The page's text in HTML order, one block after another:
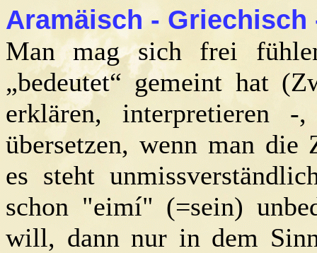
Aramäisch - Griechisch
Man mag sich frei
„bedeutet“ gemeint hat
erklären, interpretieren
übersetzen, wenn man
es steht
schon "eimí" (=sein)
will, dann nur in dem